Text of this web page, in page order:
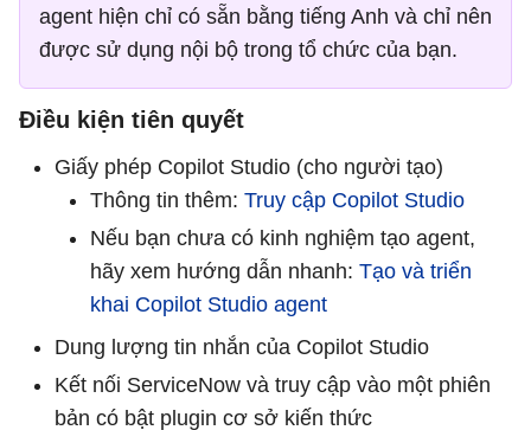
agent hiện chỉ có sẵn bằng tiếng Anh và chỉ nên
được sử dụng nội bộ trong tổ chức của bạn.
Điều kiện tiên quyết
Giấy phép Copilot Studio (cho người tạo)
Thông tin thêm: Truy cập Copilot Studio
Nếu bạn chưa có kinh nghiệm tạo agent,
hãy xem hướng dẫn nhanh: Tạo và triển
khai Copilot Studio agent
Dung lượng tin nhắn của Copilot Studio
Kết nối ServiceNow và truy cập vào một phiên
bản có bật plugin cơ sở kiến ​​thức